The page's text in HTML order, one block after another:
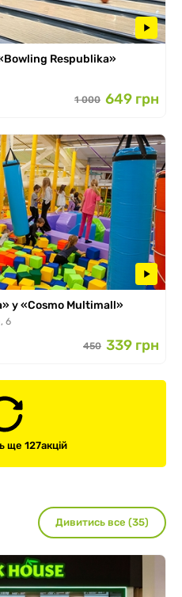
Respublika»
1 000 649 грн
у «Cosmo Multimall»
6
450 339 грн
ще 127акцій
Дивитись все (35)